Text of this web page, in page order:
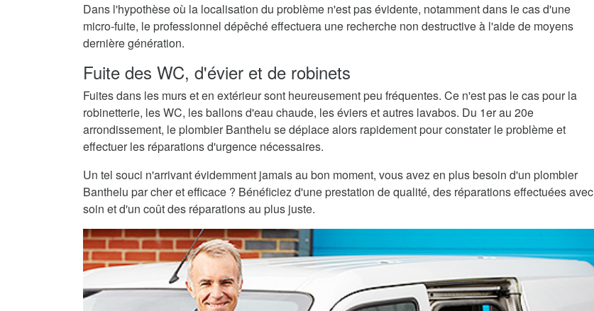
Dans l'hypothèse où la localisation du problème n'est pas évidente, notamment dans le cas d'une
micro-fuite, le professionnel dépêché effectuera une recherche non destructive à l'aide de moyens
dernière génération.
Fuite des WC, d'évier et de robinets
Fuites dans les murs et en extérieur sont heureusement peu fréquentes. Ce n'est pas le cas pour la
robinetterie, les WC, les ballons d'eau chaude, les éviers et autres lavabos. Du 1er au 20e
arrondissement, le plombier Banthelu se déplace alors rapidement pour constater le problème et
effectuer les réparations d'urgence nécessaires.
Un tel souci n'arrivant évidemment jamais au bon moment, vous avez en plus besoin d'un plombier
Banthelu par cher et efficace ? Bénéficiez d'une prestation de qualité, des réparations effectuées avec
soin et d'un coût des réparations au plus juste.